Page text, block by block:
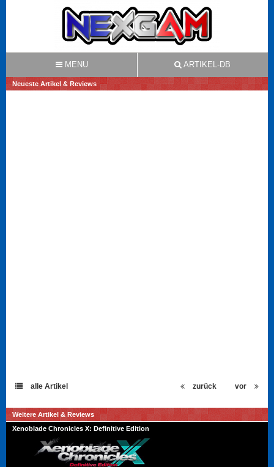
MENU ARTIKEL-DB
Neueste Artikel & Reviews
alle Artikel vor
zurück
Weitere Artikel & Reviews
Xenoblade Chronicles X: Definitive Edition